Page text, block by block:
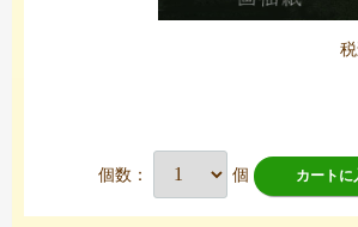
個数： 個 カートに